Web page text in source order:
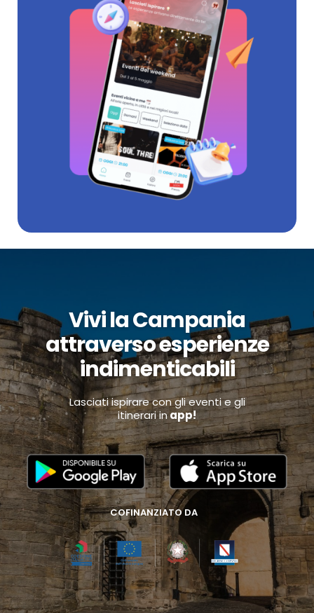
Vivi la Campania
attraverso esperienze
indimenticabili
Lasciati ispirare con gli eventi e gli
itinerari inapp!
COFINANZIATO DA